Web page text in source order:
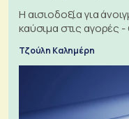
Η αισιοδοξία για
καύσιμα στις αγορές
Τζούλη Καλημέρη